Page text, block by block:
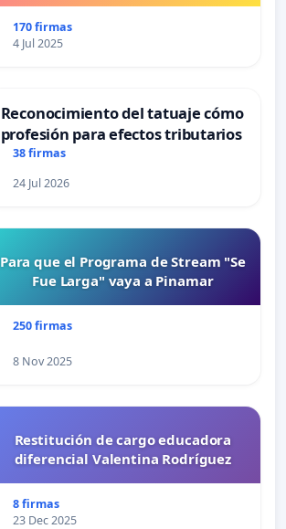
170 firmas
4 Jul 2025
Reconocimiento del tatuaje cómo
profesión para efectos tributarios
38 firmas
24 Jul 2026
Para que el Programa de Stream "Se
Fue Larga" vaya a Pinamar
250 firmas
8 Nov 2025
Restitución de cargo educadora
diferencial Valentina Rodríguez
8 firmas
23 Dec 2025